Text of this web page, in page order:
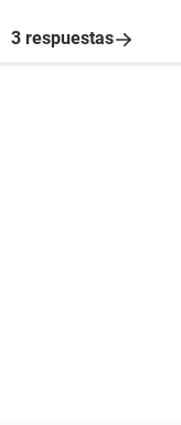
3 respuestas